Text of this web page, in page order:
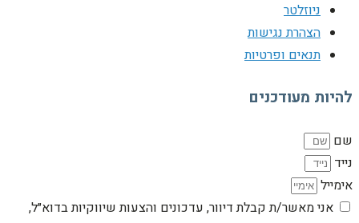
ניוזלטר
הצהרת נגישות
תנאים ופרטיות
להיות מעודכנים
שם
נייד
אימייל
אני מאשר/ת קבלת דיוור, עדכונים והצעות שיווקיות בדוא״ל,